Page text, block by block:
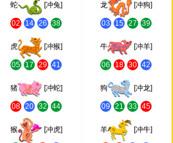
蛇 [冲兔]
02 14 26 38
龙 [冲狗]
03 15 27 39
虎 [冲猴]
05 17 29 41
牛 [冲羊]
06 18 30 42
猪 [冲蛇]
08 20 32 44
狗 [冲龙]
09 21 33 45
猴 [冲虎] 羊 [冲牛]